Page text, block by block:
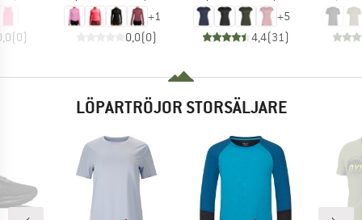
(0)
+1
0,0(0)
+5
4,4(31 )
LÖPARTRÖJOR STORSÄLJARE